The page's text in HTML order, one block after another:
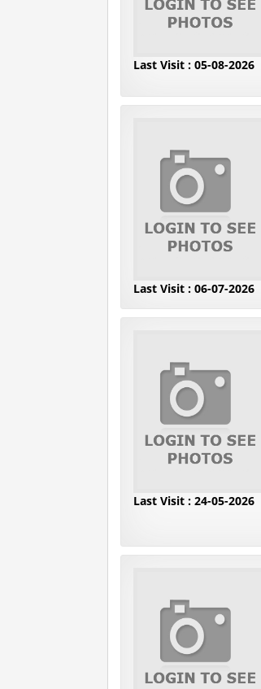
Last Visit : 05-08-2026
Last Visit : 06-07-2026
Last Visit : 24-05-2026